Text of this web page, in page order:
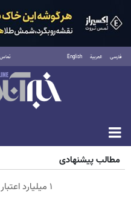
فارسی العربية English تماس
شنبه ۱۷ مرداد ۱۴۰۵
مطالب پیشنهادی
۱ میلیارد اعتبار خرید طلا | بدون ضامن و چک